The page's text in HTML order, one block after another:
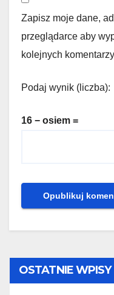
Zapisz moje dane,
przeglądarce aby
kolejnych
Podaj wynik (liczba):
16 − osiem =
OSTATNIE WPISY